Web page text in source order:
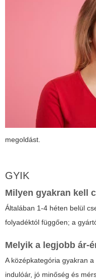
megoldást.
GYIK
Milyen gyakran kell
Általában 1-4 héten belül
folyadéktól függően; a
Melyik a legjobb ár-
A középkategória gyakran
indulóár, jó minőség és